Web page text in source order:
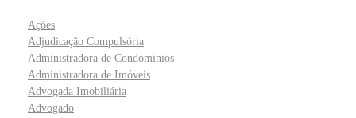
Ações
Adjudicação Compulsória
Administradora de Condominios
Administradora de Imóveis
Advogada Imobiliária
Advogado